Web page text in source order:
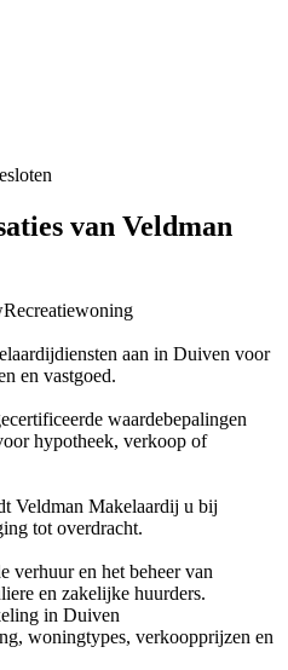
van Veldman
Recreatiewoning
aan in Duiven voor
en vastgoed.
waardebepalingen
hypotheek, verkoop of
Veldman Makelaardij u bij
tot overdracht.
verhuur en het beheer van
en zakelijke huurders.
in Duiven
woningtypes, verkoopprijzen en